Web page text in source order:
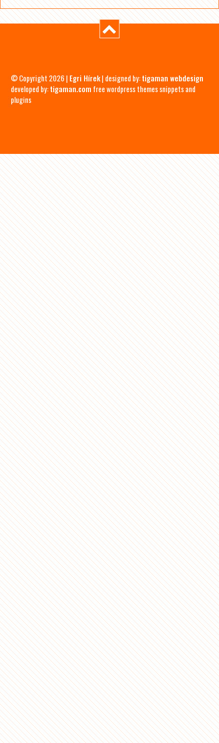
© Copyright 2026 | Egri Hírek| designed by:tigaman webdesign
developed by:tigaman.com free wordpress themes snippets and
plugins